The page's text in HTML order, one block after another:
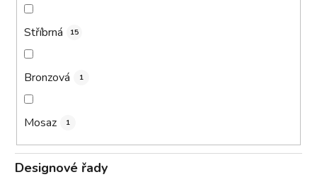
Stříbrná 15
Bronzová 1
Mosaz 1
Designové řady